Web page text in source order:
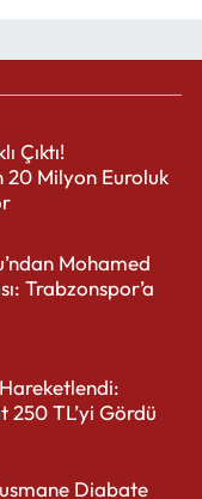
Çıktı!
20 Milyon Euroluk
Mohamed
Trabzonspor’a
Hareketlendi:
250 TL’yi Gördü
Diabate